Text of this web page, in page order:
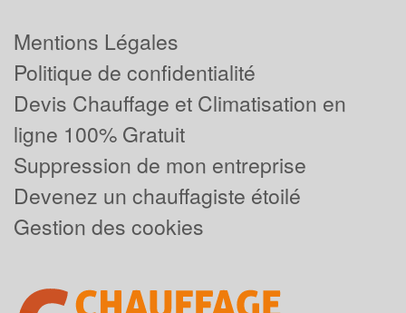
Mentions Légales
Politique de confidentialité
Devis Chauffage et Climatisation en
ligne 100% Gratuit
Suppression de mon entreprise
Devenez un chauffagiste étoilé
Gestion des cookies